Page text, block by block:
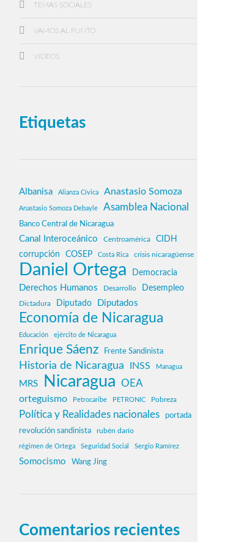
TEMAS SOCIALES
VAMOS AL PUNTO
VIDEOS
Etiquetas
Albanisa Alianza Cívica Anastasio Somoza
Anastasio Somoza Debayle Asamblea Nacional
Banco Central de Nicaragua
Canal Interoceánico Centroamérica
CIDH
corrupción
COSEP Costa Rica crisis nicaragüense
Daniel Ortega Democracia
Derechos Humanos Desarrollo Desempleo
Dictadura Diputado Diputados
Economía de Nicaragua
Educación ejército de Nicaragua
Enrique Sáenz Frente Sandinista
Historia de Nicaragua INSS Managua
MRS Nicaragua OEA
orteguismo Petrocaribe PETRONIC Pobreza
Política y Realidades nacionales portada
revolución sandinista rubén darío
régimen de Ortega Seguridad Social Sergio Ramírez
Somocismo Wang Jing
Comentarios recientes